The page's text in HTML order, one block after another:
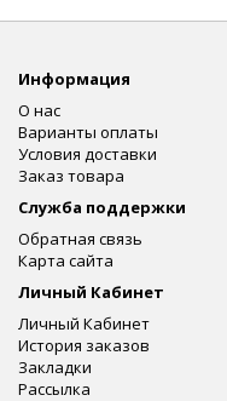
Информация
О нас
Варианты оплаты
Условия доставки
Заказ товара
Служба поддержки
Обратная связь
Карта сайта
Личный Кабинет
Личный Кабинет
История заказов
Закладки
Рассылка